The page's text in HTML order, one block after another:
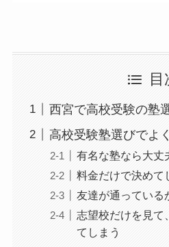
目
西宮で高校受験の塾
高校受験塾選びでよ
有名な塾なら大丈
料金だけで決めて
友達が通っている
志望校だけを見て
てしまう